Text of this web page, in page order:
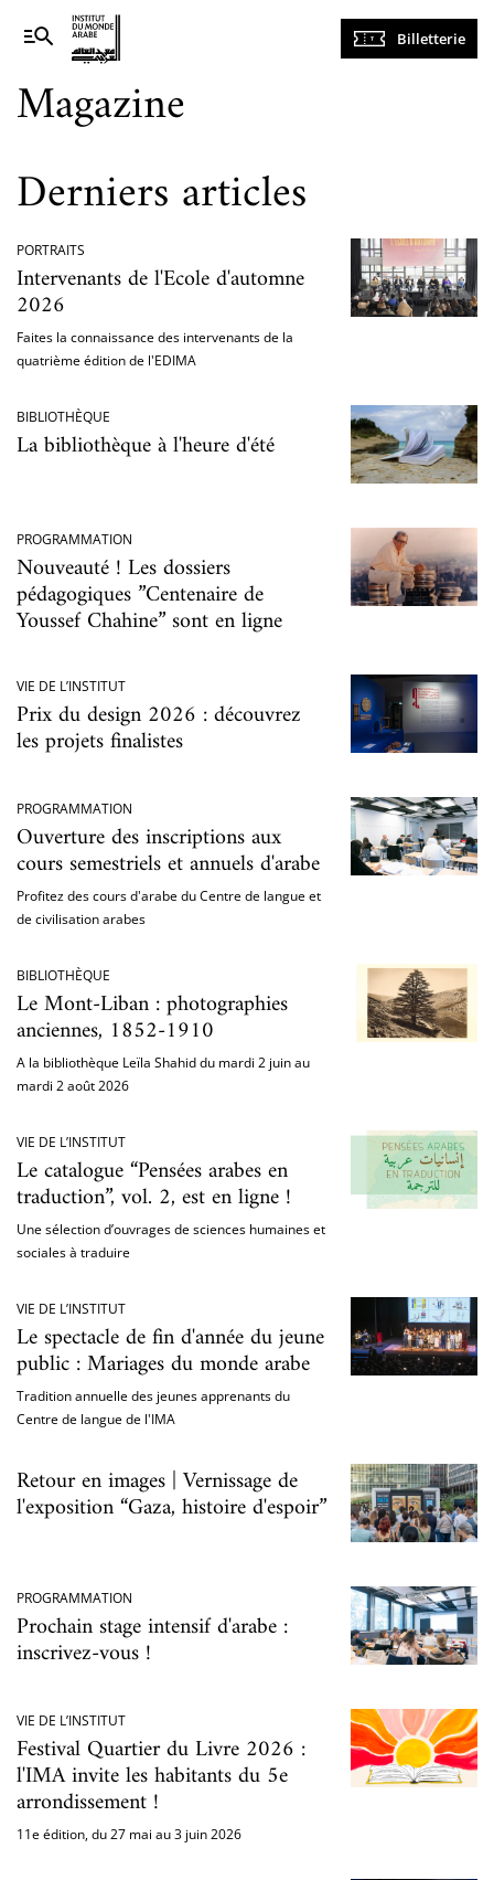
Navigation
principale
Billetterie
Magazine
Derniers articles
PORTRAITS
Intervenants de l'Ecole d'automne
2026
Faites la connaissance des intervenants de la
quatrième édition de l'EDIMA
BIBLIOTHÈQUE
La bibliothèque à l'heure d'été
PROGRAMMATION
Nouveauté ! Les dossiers
pédagogiques ”Centenaire de
Youssef Chahine” sont en ligne
VIE DE L’INSTITUT
Prix du design 2026 : découvrez
les projets finalistes
PROGRAMMATION
Ouverture des inscriptions aux
cours semestriels et annuels d'arabe
Profitez des cours d'arabe du Centre de langue et
de civilisation arabes
BIBLIOTHÈQUE
Le Mont-Liban : photographies
anciennes, 1852-1910
A la bibliothèque Leïla Shahid du mardi 2 juin au
mardi 2 août 2026
VIE DE L’INSTITUT
Le catalogue “Pensées arabes en
traduction”, vol. 2, est en ligne !
Une sélection d’ouvrages de sciences humaines et
sociales à traduire
VIE DE L’INSTITUT
Le spectacle de fin d'année du jeune
public : Mariages du monde arabe
Tradition annuelle des jeunes apprenants du
Centre de langue de l'IMA
Retour en images | Vernissage de
l'exposition “Gaza, histoire d'espoir”
PROGRAMMATION
Prochain stage intensif d'arabe :
inscrivez-vous !
VIE DE L’INSTITUT
Festival Quartier du Livre 2026 :
l'IMA invite les habitants du 5e
arrondissement !
11e édition, du 27 mai au 3 juin 2026